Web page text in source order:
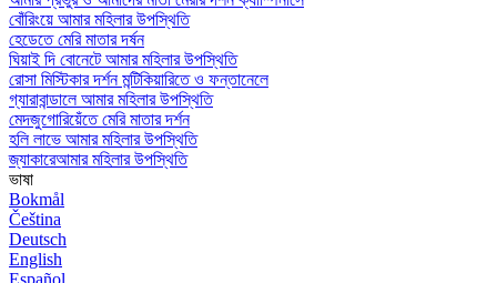
বোঁরিংয়ে আমার মহিলার উপস্থিতি
হেডেতে মেরি মাতার দর্ষন
ঘিয়াই দি বোনেটে আমার মহিলার উপস্থিতি
রোসা মিস্টিকার দর্শন মন্টিকিয়ারিতে ও ফন্তানেলে
গ্যারাবান্ডালে আমার মহিলার উপস্থিতি
মেদজুগোরিয়েঁতে মেরি মাতার দর্শন
হলি লাভে আমার মহিলার উপস্থিতি
জ্যাকারেআমার মহিলার উপস্থিতি
ভাষা
Bokmål
Čeština
Deutsch
English
Español